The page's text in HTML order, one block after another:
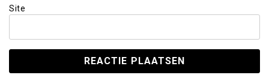
Site